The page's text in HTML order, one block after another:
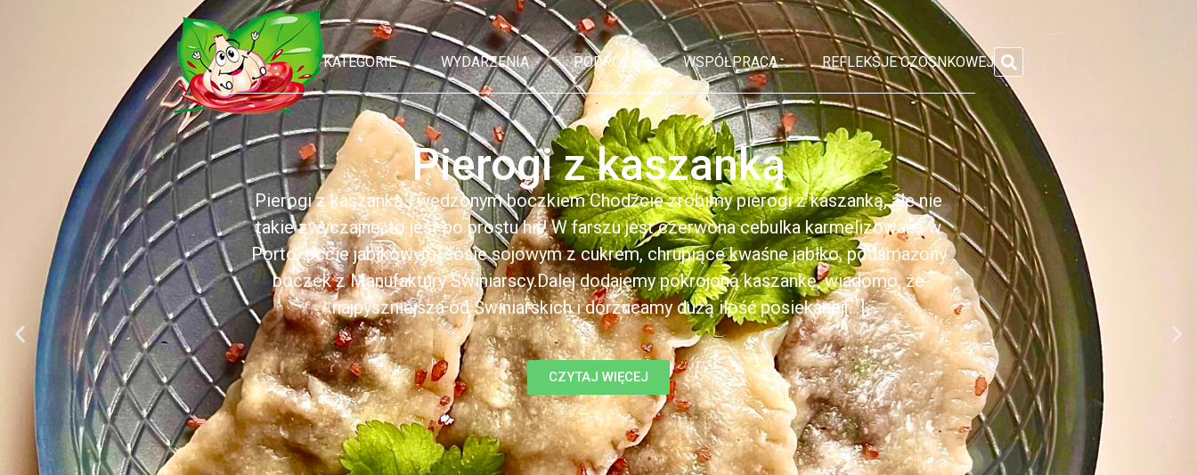
KATEGORIE WYDARZENIA PODRÓŻE WSPÓŁPRACA REFLEKSJE CZOSNKOWEJ
Pierogi z kaszanką
Pierogi z kaszanką i wędzonym boczkiem Chodźcie zrobimy pierogi z kaszanką, ale nie
takie zwyczajne, to jest po prostu hit! W farszu jest czerwona cebulka karmelizowana w
Porto, occie jabłkowym, sosie sojowym z cukrem, chrupiące kwaśne jabłko, podsmażony
boczek z Manufaktury Świniarscy.Dalej dodajemy pokrojoną kaszankę, wiadomo, że
najpyszniejsza od Świniarskich i dorzucamy dużą ilość posiekanej[...]
CZYTAJ WIĘCEJ